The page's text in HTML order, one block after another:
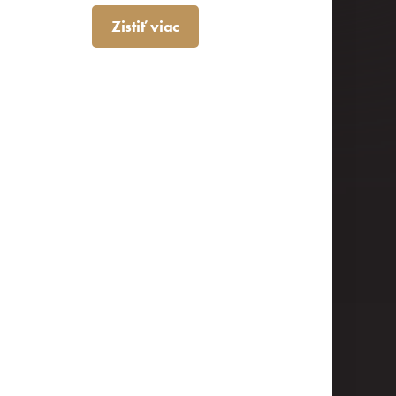
Zistiť viac